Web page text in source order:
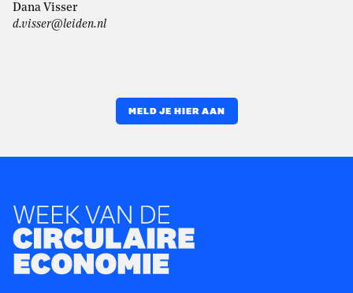
Dana Visser
d.visser@leiden.nl
MELD JE HIER AAN